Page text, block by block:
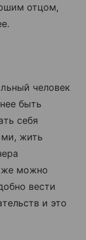
отцом,
человек
быть
себя
жить
же можно
вести
и это